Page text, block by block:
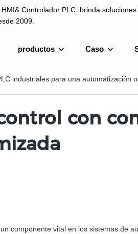
Controlador PLC, brinda
2009.
productos Caso
industriales para una automatización
con
componente vital en los sistemas de